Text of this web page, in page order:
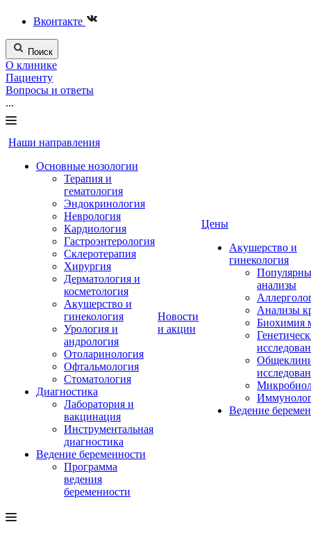
Вконтакте
Поиск
О клинике
Пациенту
Вопросы и ответы
...
Наши направления
Основные нозологии
Терапия и
гематология
Эндокринология
Неврология
Кардиология
Гастроэнтерология
Склеротерапия
Хирургия
Дерматология и
косметология
Акушерство и
гинекология
Урология и
андрология
Отоларинология
Офтальмология
Стоматология
Диагностика
Лаборатория и
вакцинация
Инструментальная
диагностика
Ведение беременности
Программа
ведения
беременности
Новости
и акции
Цены
Акушерство и
гинекология
анализы
Анализы
Биохимия
Ведение